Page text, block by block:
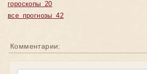
гороскопы 20
все прогнозы 42
Комментарии: